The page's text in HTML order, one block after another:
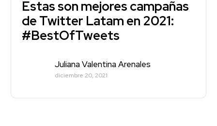
Estas son mejores campañas
de Twitter Latam en 2021:
#BestOfTweets
Juliana Valentina Arenales
diciembre 20, 2021